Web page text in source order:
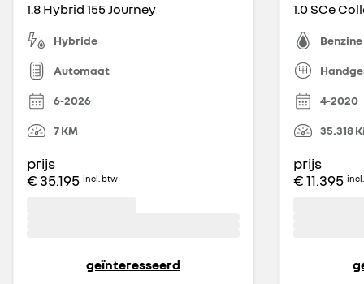
1.8 Hybrid 155 Journey
Hybride
Automaat
6-2026
7KM
prijs
€ 35.195 incl. btw
geïnteresseerd
1.0 SCe
Benzine
4-2020
35.318
prijs
€ 11.395